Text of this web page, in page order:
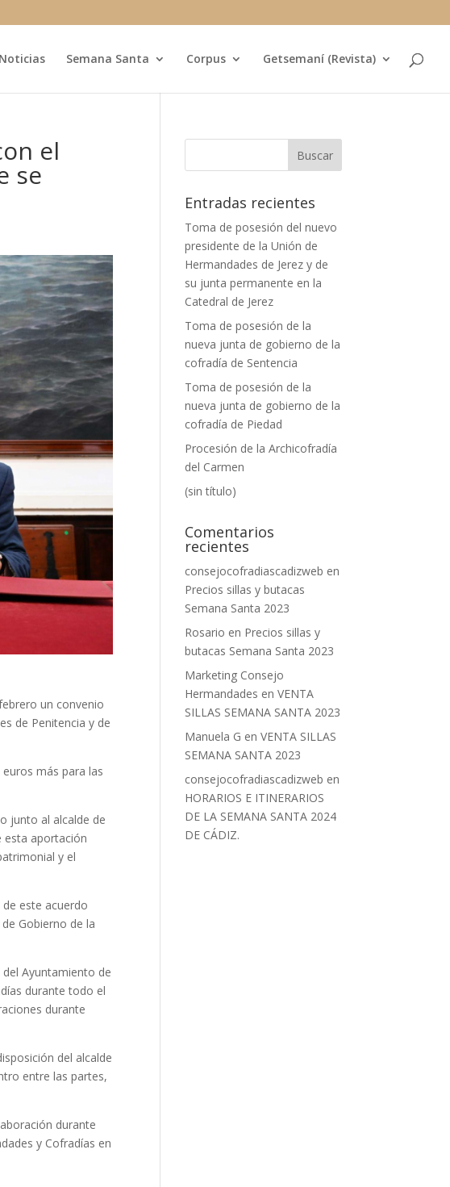
Noticias Semana Santa Corpus Getsemaní (Revista)
el
se
un convenio
de Penitencia y de
más para las
junto al alcalde de
esta aportación
y el
este acuerdo
Gobierno de la
Ayuntamiento de
durante todo el
durante
del alcalde
entre las partes,
durante
y Cofradías en
Entradas recientes
Toma de posesión del nuevo
presidente de la Unión de
Hermandades de Jerez y de
su junta permanente en la
Catedral de Jerez
Toma de posesión de la
nueva junta de gobierno de la
cofradía de Sentencia
Toma de posesión de la
nueva junta de gobierno de la
cofradía de Piedad
Procesión de la Archicofradía
del Carmen
(sin título)
Comentarios
recientes
consejocofradiascadizweb en
Precios sillas y butacas
Semana Santa 2023
Rosario en Precios sillas y
butacas Semana Santa 2023
Marketing Consejo
Hermandades enVENTA
SILLAS SEMANA SANTA 2023
Manuela G enVENTA SILLAS
SEMANA SANTA 2023
consejocofradiascadizweb en
HORARIOS E ITINERARIOS
DE LA SEMANA SANTA 2024
DE CÁDIZ.